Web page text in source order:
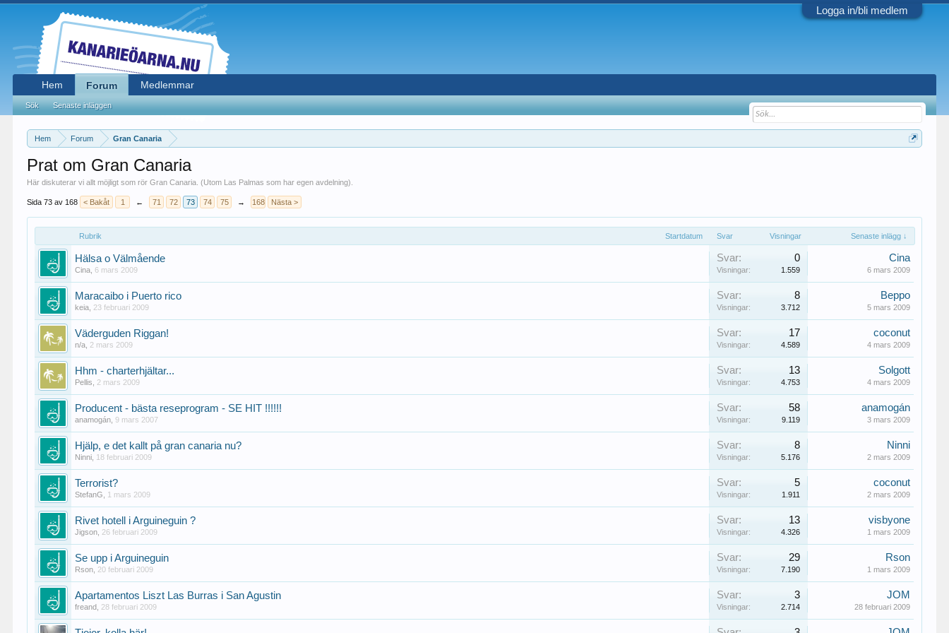
Logga in/bli medlem
Hem Forum Gran Canaria
Prat om Gran Canaria
Här diskuterar vi allt möjligt som rör Gran Canaria. (Utom Las Palmas som har egen avdelning).
Sida 73 av 168 < Bakåt 1 ← 71 72 73 74 75 → 168 Nästa >
Rubrik Startdatum Svar Visningar Senaste inlägg ↓
Hälsa o Välmående
Cina 6 mars 2009
Svar: 0
Visningar: 1.559
Cina
6 mars 2009
Maracaibo i Puerto rico
keia 23 februari 2009
Svar: 8
Visningar: 3.712
Beppo
5 mars 2009
Väderguden Riggan!
n/a 2 mars 2009
Svar: 17
Visningar: 4.589
coconut
4 mars 2009
Hhm - charterhjältar...
Pellis 2 mars 2009
Svar: 13
Visningar: 4.753
Solgott
4 mars 2009
Producent - bästa reseprogram - SE HIT !!!!!!
anamogán ,9 mars 2007
Svar: 58
Visningar: 9.119
anamogán
3 mars 2009
Hjälp, e det kallt på gran canaria nu?
Ninni 18 februari 2009
Svar: 8
Visningar: 5.176
Ninni
2 mars 2009
Terrorist?
StefanG 1 mars 2009
Svar: 5
Visningar: 1.911
coconut
2 mars 2009
Rivet hotell i Arguineguin ?
Jigson 26 februari 2009
Svar: 13
Visningar: 4.326
visbyone
1 mars 2009
Se upp i Arguineguin
Rson 20 februari 2009
Svar: 29
Visningar: 7.190
Rson
1 mars 2009
Apartamentos Liszt Las Burras i San Agustin
freand 28 februari 2009
Svar: 3
Visningar: 2.714
JOM
28 februari 2009
Hem Forum
Sök Senaste inläggen
Medlemmar